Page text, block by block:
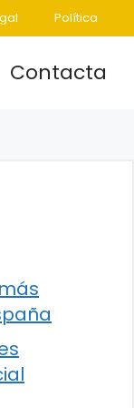
Política
Contacta